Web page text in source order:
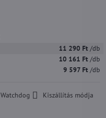
11 290 Ft /db
10 161 Ft /db
9 597 Ft /db
Watchdog
Kiszállítás módja